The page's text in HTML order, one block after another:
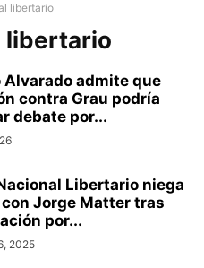
libertario
libertario
admite que
contra Grau podría
debate por...
Libertario niega
Jorge Matter tras
por...
2025